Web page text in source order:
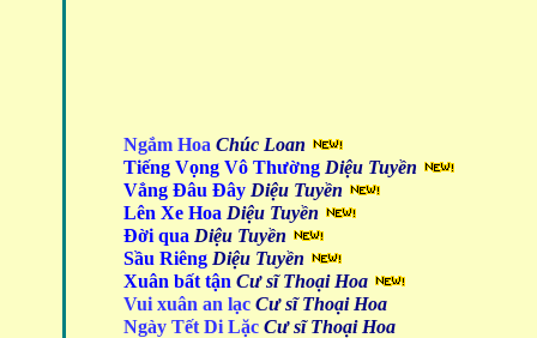
Ngắm Hoa Chúc Loan
Tiếng Vọng Vô Thường Diệu Tuyền
Vẳng Đâu Đây Diệu Tuyền
Lên Xe Hoa Diệu Tuyền
Đời qua Diệu Tuyền
Sầu Riêng Diệu Tuyền
Xuân bất tận Cư sĩ Thoại Hoa
Vui xuân an lạc Cư sĩ Thoại Hoa
Ngày Tết Di Lặc Cư sĩ Thoại Hoa